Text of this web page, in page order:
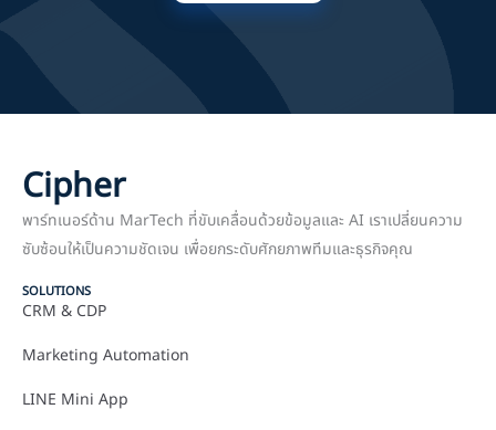
Cipher
พาร์ทเนอร์ด้าน MarTech ที่ขับเคลื่อนด้วยข้อมูลและ AI เราเปลี่ยนความ
ซับซ้อนให้เป็นความชัดเจน เพื่อยกระดับศักยภาพทีมและธุรกิจคุณ
SOLUTIONS
CRM & CDP
Marketing Automation
LINE Mini App